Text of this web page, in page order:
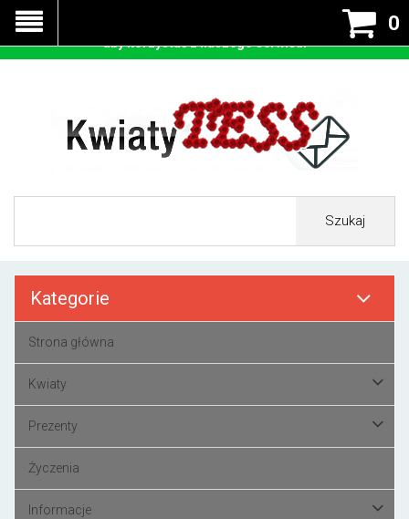
0
Szukaj
Kategorie
Strona główna
Kwiaty
Prezenty
Życzenia
Informacje
Nasza strona korzysta z cookies - czyli tzw ciastek w celu
prawidłowego działania. Zaakceptuj przyjmowanie cookies
aby korzystać z naszego serwisu.